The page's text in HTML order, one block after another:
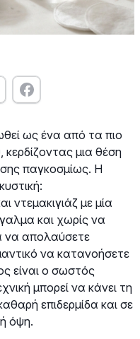
ως ένα από τα πιο
μια θέση
παγκοσμίως. Η
ντεμακιγιάζ με μία
και χωρίς να
να απολαύσετε
να κατανοήσετε
είναι ο σωστός
μπορεί να κάνει τη
επιδερμίδα και σε
όψη.